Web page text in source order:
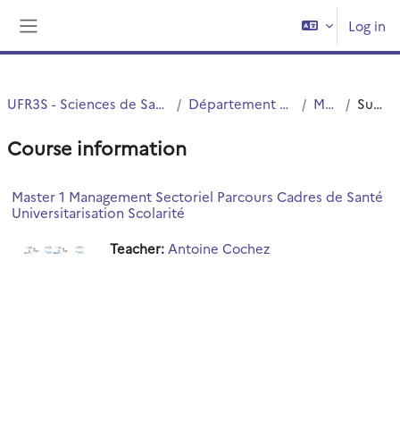
Log in
UFR3S - Sciences de Santé et du Sport Département UFR3S - ILIS Master Summary
Course information
Master 1 Management Sectoriel Parcours Cadres de Santé
Universitarisation Scolarité
Teacher: Antoine Cochez